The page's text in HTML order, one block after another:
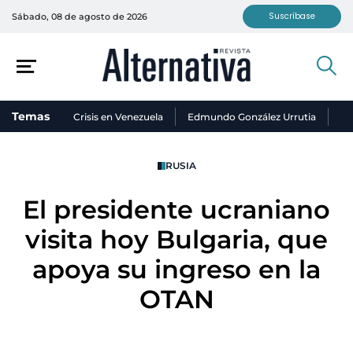
Sábado, 08 de agosto de 2026 Suscríbase
Temas Crisis en Venezuela Edmundo González Urrutia
RUSIA
El presidente ucraniano
visita hoy Bulgaria, que
apoya su ingreso en la
OTAN